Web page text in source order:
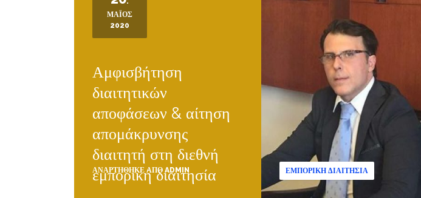
ΜΆΙΟΣ
2020
Αμφισβήτηση
διαιτητικών
αποφάσεων & αίτηση
απομάκρυνσης
διαιτητή στη διεθνή
εμπορική διαιτησία
ΑΝΑΡΤΉΘΗΚΕ ΑΠΌ ADMIN ΕΜΠΟΡΙΚΉ ΔΙΑΙΤΗΣΊΑ